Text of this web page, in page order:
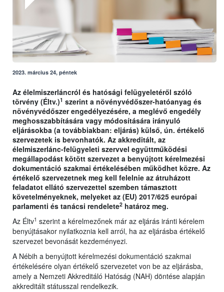
2023. március 24, péntek
Az élelmiszerláncról és hatósági felügyeletéről szóló
törvény (Éltv.)1 szerint a növényvédőszer-hatóanyag és
növényvédőszer engedélyezésére, a meglévő engedély
meghosszabbítására vagy módosítására irányuló
eljárásokba (a továbbiakban: eljárás) külső, ún. értékelő
szervezetek is bevonhatók. Az akkreditált, az
élelmiszerlánc-felügyeleti szervvel együttműködési
megállapodást kötött szervezet a benyújtott kérelmezési
dokumentáció szakmai értékelésében működhet közre. Az
értékelő szervezetnek meg kell felelnie az átruházott
feladatot ellátó szervezettel szemben támasztott
követelményeknek, melyeket az (EU) 2017/625 európai
parlamenti és tanácsi rendelete2 határoz meg.
Az Éltv1 szerint a kérelmezőnek már az eljárás iránti kérelem
benyújtásakor nyilatkoznia kell arról, ha az eljárásba értékelő
szervezet bevonását kezdeményezi.
A Nébih a benyújtott kérelmezési dokumentáció szakmai
értékelésére olyan értékelő szervezetet von be az eljárásba,
amely a Nemzeti Akkreditáló Hatóság (NAH) döntése alapján
akkreditált státusszal rendelkezik.